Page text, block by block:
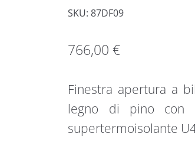
SKU: 87DF09
766,00€
Finestra apertura a
legno di pino con
supertermoisolante